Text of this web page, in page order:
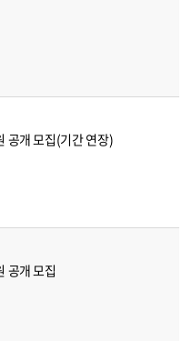
공개 모집(기간 연장)
공개 모집